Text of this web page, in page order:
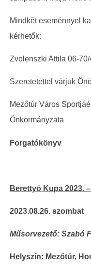
Mindkét eseménnyel
kérhetők:
Zvolenszki Attila 06-
Szeretetettel várjuk
Mezőtúr Város
Önkormányzata
Forgatókönyv
Berettyó Kupa 2023.
2023.08.26. szombat
Műsorvezető: Szabó
Helyszín: Mezőtúr,